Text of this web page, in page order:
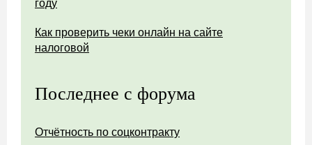
году
Как проверить чеки онлайн на сайте
налоговой
Последнее с форума
Отчётность по соцконтракту